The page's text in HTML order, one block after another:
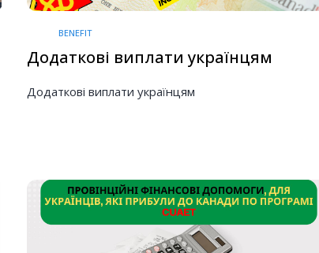
BENEFIT
Додаткові виплати українцям
Додаткові виплати українцям